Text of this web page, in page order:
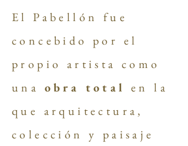
El Pabellón fue
concebido por el
propio artista como
una obra total en la
que arquitectura,
colección y paisaje